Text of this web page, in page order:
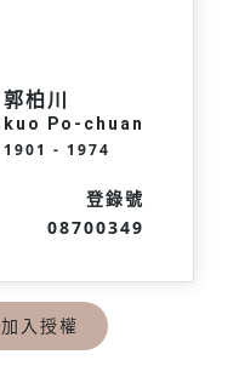
郭柏川
kuo Po-chuan
1901 - 1974
登錄號
08700349
加入授權